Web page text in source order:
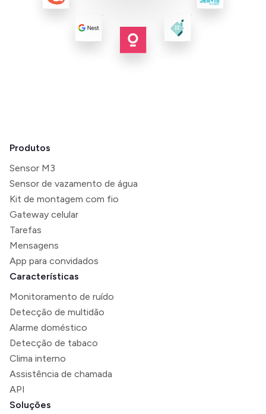
Produtos
Sensor M3
Sensor de vazamento de água
Kit de montagem com fio
Gateway celular
Tarefas
Mensagens
App para convidados
Características
Monitoramento de ruído
Detecção de multidão
Alarme doméstico
Detecção de tabaco
Clima interno
Assistência de chamada
API
Soluções